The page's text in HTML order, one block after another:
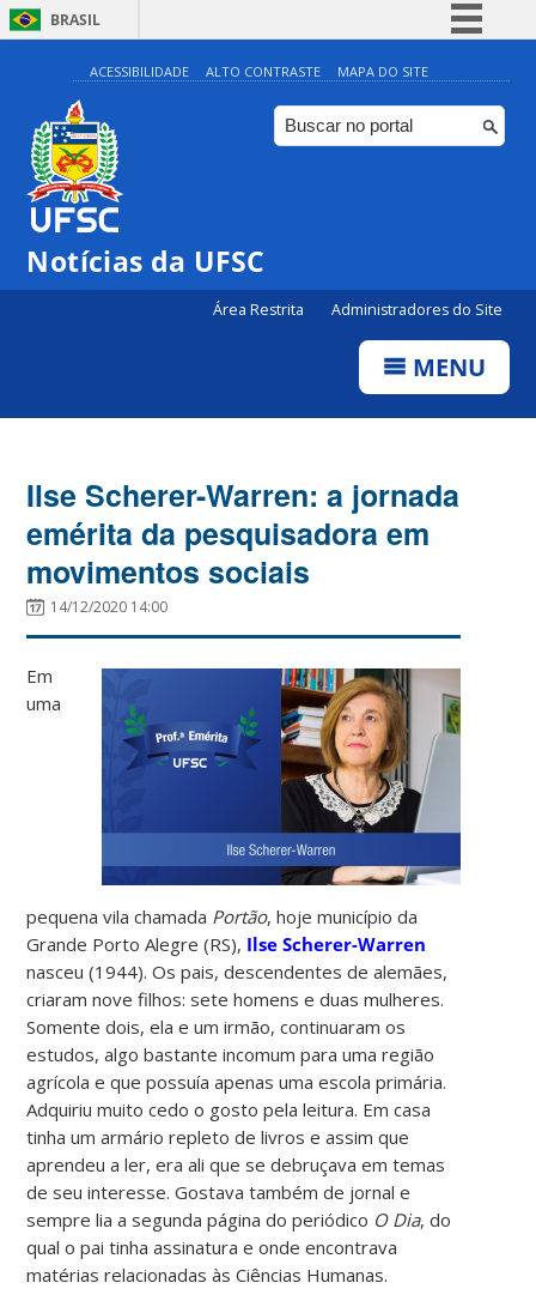
BRASIL
Simplifique!
Comunica BR
Participe
ACESSIBILIDADE ALTO CONTRASTE MAPA DO SITE
Notícias da UFSC
Área Restrita Administradores do Site
MENU
Ilse Scherer-Warren: a jornada
emérita da pesquisadora em
movimentos sociais
14/12/2020 14:00
Em
uma
pequena vila chamada Portão, hoje município da
Grande Porto Alegre (RS), Ilse Scherer-Warren
nasceu (1944). Os pais, descendentes de alemães,
criaram nove filhos: sete homens e duas mulheres.
Somente dois, ela e um irmão, continuaram os
estudos, algo bastante incomum para uma região
agrícola e que possuía apenas uma escola primária.
Adquiriu muito cedo o gosto pela leitura. Em casa
tinha um armário repleto de livros e assim que
aprendeu a ler, era ali que se debruçava em temas
de seu interesse. Gostava também de jornal e
sempre lia a segunda página do periódico O Dia, do
qual o pai tinha assinatura e onde encontrava
matérias relacionadas às Ciências Humanas.